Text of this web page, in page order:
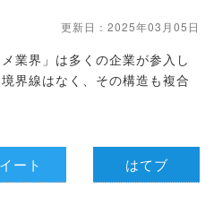
更新日：2025年03月05日
業界」は多くの企業が参入し
界線はなく、その構造も複合
ート はてブ